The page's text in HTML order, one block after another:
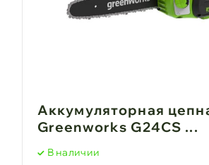
Аккумуляторная
Greenworks G24CS ...
В наличии